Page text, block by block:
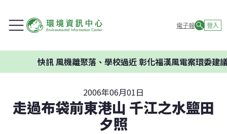
電子報 登入
風機離聚落、學校過近 彰化福漢風電案環委建議不應開
2006年06月01日
走過布袋前東港山 千江之水鹽田
夕照